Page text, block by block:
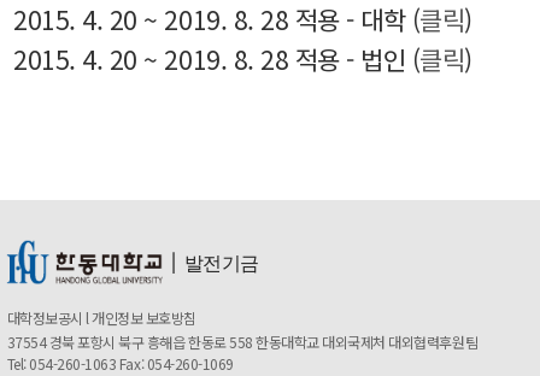
2015. 4. 20 ~ 2019. 8. 28 적용 - 대학 (클릭)
2015. 4. 20 ~ 2019. 8. 28 적용 - 법인 (클릭)
ㅣ 발전기금
대학정보공시 l개인정보 보호방침
37554 경북 포항시 북구 흥해읍 한동로 558 한동대학교 대외국제처 대외협력후원팀
Tel: 054-260-1063 Fax: 054-260-1069